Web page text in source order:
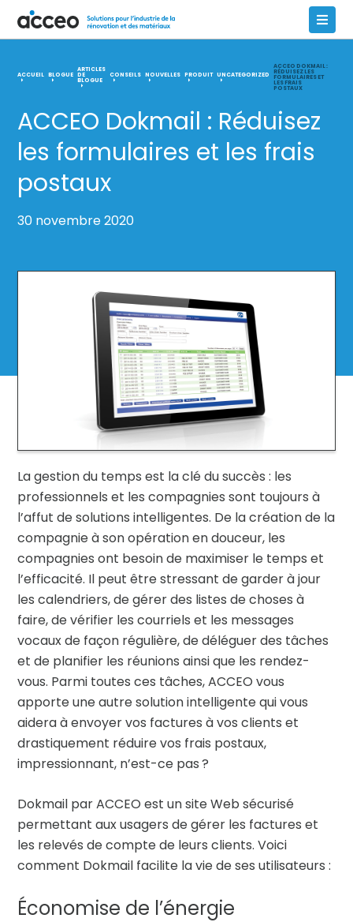
ACCUEIL BLOGUE
ARTICLES
DE
BLOGUE
CONSEILS NOUVELLES PRODUIT UNCATEGORIZED
ACCEO DOKMAIL :
RÉDUISEZ LES
FORMULAIRES ET
LES FRAIS
POSTAUX
ACCEO Dokmail : Réduisez
les formulaires et les frais
postaux
30 novembre 2020
La gestion du temps est la clé du succès : les
professionnels et les compagnies sont toujours à
l’affut de solutions intelligentes. De la création de la
compagnie à son opération en douceur, les
compagnies ont besoin de maximiser le temps et
l’efficacité. Il peut être stressant de garder à jour
les calendriers, de gérer des listes de choses à
faire, de vérifier les courriels et les messages
vocaux de façon régulière, de déléguer des tâches
et de planifier les réunions ainsi que les rendez-
vous. Parmi toutes ces tâches, ACCEO vous
apporte une autre solution intelligente qui vous
aidera à envoyer vos factures à vos clients et
drastiquement réduire vos frais postaux,
impressionnant, n’est-ce pas ?
Dokmail par ACCEO est un site Web sécurisé
permettant aux usagers de gérer les factures et
les relevés de compte de leurs clients. Voici
comment Dokmail facilite la vie de ses utilisateurs :
Économise de l’énergie